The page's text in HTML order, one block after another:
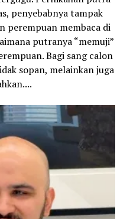
penyebabnya tampak
perempuan membaca di
putranya “memuji”
Bagi sang calon
sopan, melainkan juga